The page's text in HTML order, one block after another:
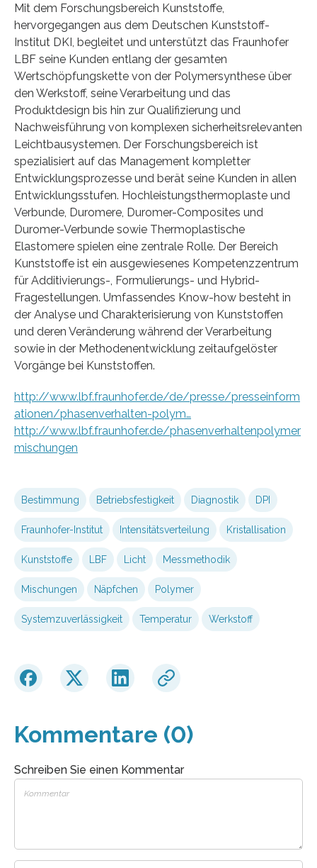
Mit dem Forschungsbereich Kunststoffe,
hervorgegangen aus dem Deutschen Kunststoff-
Institut DKI, begleitet und unterstützt das Fraunhofer
LBF seine Kunden entlang der gesamten
Wertschöpfungskette von der Polymersynthese über
den Werkstoff, seine Verarbeitung und das
Produktdesign bis hin zur Qualifizierung und
Nachweisführung von komplexen sicherheitsrelevanten
Leichtbausystemen. Der Forschungsbereich ist
spezialisiert auf das Management kompletter
Entwicklungsprozesse und berät seine Kunden in allen
Entwicklungsstufen. Hochleistungsthermoplaste und
Verbunde, Duromere, Duromer-Composites und
Duromer-Verbunde sowie Thermoplastische
Elastomere spielen eine zentrale Rolle. Der Bereich
Kunststoffe ist ein ausgewiesenes Kompetenzzentrum
für Additivierungs-, Formulierungs- und Hybrid-
Fragestellungen. Umfassendes Know-how besteht in
der Analyse und Charakterisierung von Kunststoffen
und deren Veränderung während der Verarbeitung
sowie in der Methodenentwicklung zeitaufgelöster
Vorgänge bei Kunststoffen.
http://www.lbf.fraunhofer.de/de/presse/presseinform
ationen/phasenverhalten-polym…
http://www.lbf.fraunhofer.de/phasenverhaltenpolymer
mischungen
Bestimmung Betriebsfestigkeit Diagnostik DPI
Fraunhofer-Institut Intensitätsverteilung Kristallisation
Kunststoffe LBF Licht Messmethodik
Mischungen Näpfchen Polymer
Systemzuverlässigkeit Temperatur Werkstoff
Kommentare (0)
Schreiben Sie einen Kommentar